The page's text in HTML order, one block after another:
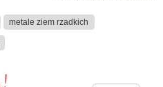
metale ziem rzadkich